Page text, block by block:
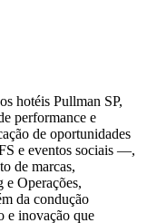
hotéis Pullman SP,
performance e
de oportunidades
e eventos sociais —,
de marcas,
e Operações,
da condução
e inovação que